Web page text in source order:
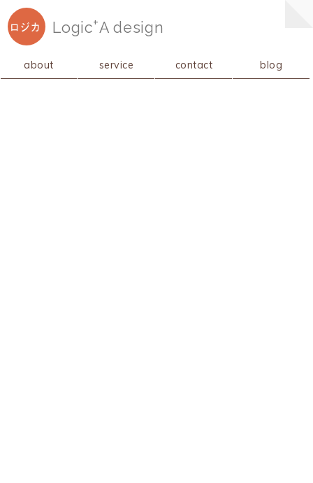
ロジカ Logic+A design
about service contact blog